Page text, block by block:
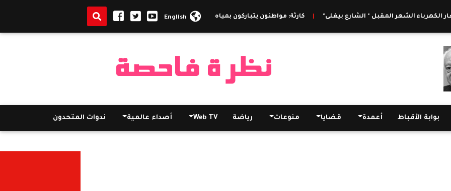
الشهر المقبل " الشارع بيغلى" | كارثة: مواطنون يتباركون بمياه المجارى من احد المساجد بادكو بالبحيرة بحجة أنها تشفى الامراض
English
بوابة الأقباط أعمدة قضايا منوعات رياضة Web TV أصداء عالمية ندوات المتحدون